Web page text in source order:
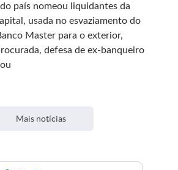
país nomeou liquidantes da
usada no esvaziamento do
Master para o exterior,
defesa de ex-banqueiro
Mais notícias